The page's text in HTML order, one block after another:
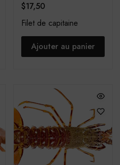
$17,50
Filet de capitaine
Ajouter au panier